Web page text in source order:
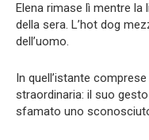
Elena rimase lì mentre la
della sera. L’hot dog
dell’uomo.
In quell’istante
straordinaria: il suo
sfamato uno